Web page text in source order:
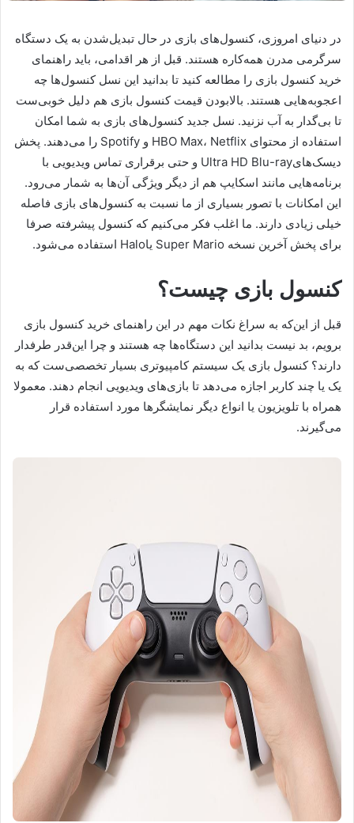
در دنیای امروزی، کنسول‌های بازی در حال تبدیل‌شدن به یک دستگاه
سرگرمی مدرن همه‌کاره هستند. قبل از هر اقدامی، باید راهنمای
خرید کنسول بازی را مطالعه کنید تا بدانید این نسل کنسول‌ها چه
اعجوبه‌هایی هستند. بالا‌بودن قیمت کنسول بازی هم دلیل خوبی‌ست
تا بی‌گدار به آب نزنید. نسل جدید کنسول‌های بازی به شما امکان
استفاده از محتوای HBO Max، Netflix و Spotify را می‌دهند. پخش
دیسک‌هایUltra HD Blu-ray و حتی برقراری تماس ویدیویی با
برنامه‌هایی مانند اسکایپ هم از دیگر ویژگی آن‌ها به شمار می‌رود.
این امکانات با تصور بسیاری از ما نسبت به کنسول‌های بازی فاصله
خیلی زیادی دارند. ما اغلب فکر می‌کنیم که کنسول پیشرفته صرفا
برای پخش آخرین نسخه Super Mario یاHalo استفاده می‌شود.
کنسول بازی چیست؟
قبل از این‌که به سراغ نکات مهم در این راهنمای خرید کنسول بازی
برویم، بد نیست بدانید این دستگاه‌ها چه هستند و چرا این‌قدر طرفدار
دارند؟ کنسول بازی یک سیستم کامپیوتری بسیار تخصصی‌ست که به
یک یا چند کاربر اجازه می‌دهد تا بازی‌های ویدیویی انجام دهند. معمولا
همراه با تلویزیون یا انواع دیگر نمایشگرها مورد استفاده قرار
می‌گیرند.